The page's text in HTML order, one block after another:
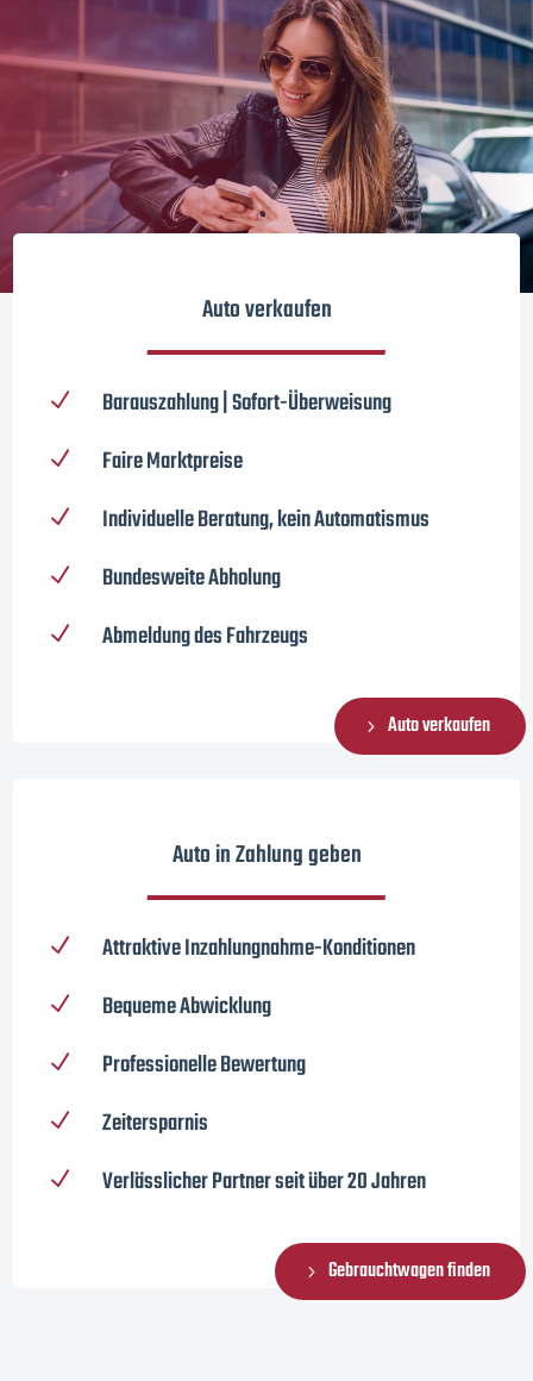
Auto verkaufen
N Barauszahlung | Sofort-Überweisung
N Faire Marktpreise
N Individuelle Beratung, kein Automatismus
N Bundesweite Abholung
N Abmeldung des Fahrzeugs
Auto verkaufen
Auto in Zahlung geben
N Attraktive Inzahlungnahme-Konditionen
N Bequeme Abwicklung
N Professionelle Bewertung
N Zeitersparnis
N Verlässlicher Partner seit über 20 Jahren
Gebrauchtwagen finden